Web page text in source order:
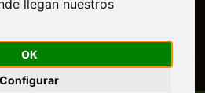
llegan nuestros
OK
Configurar